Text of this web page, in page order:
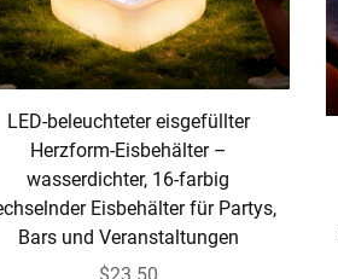
LED-beleuchteter eisgefüllter
Herzform-Eisbehälter –
wasserdichter, 16-farbig
Eisbehälter für Partys,
Bars und Veranstaltungen